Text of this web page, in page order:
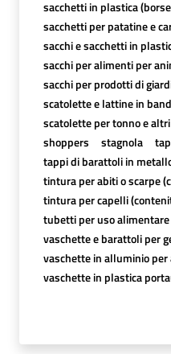
sacchetti in plastica
sacchetti per patatine e
sacchi e sacchetti in
sacchi per alimenti per
sacchi per prodotti di
scatolette e lattine in
scatolette per tonno e
shoppers
stagnola
tappi di barattoli in
tintura per abiti o scarpe
tintura per capelli
tubetti per uso alimentare
vaschette e barattoli per
vaschette in alluminio
vaschette in plastica